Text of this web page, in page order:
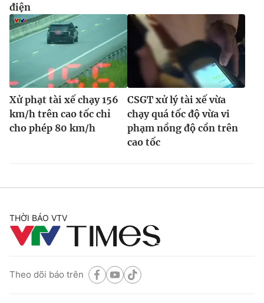
điện
Xử phạt tài xế chạy 156
km/h trên cao tốc chỉ
cho phép 80 km/h
CSGT xử lý tài xế vừa
chạy quá tốc độ vừa vi
phạm nồng độ cồn trên
cao tốc
THỜI BÁO VTV
Theo dõi báo trên